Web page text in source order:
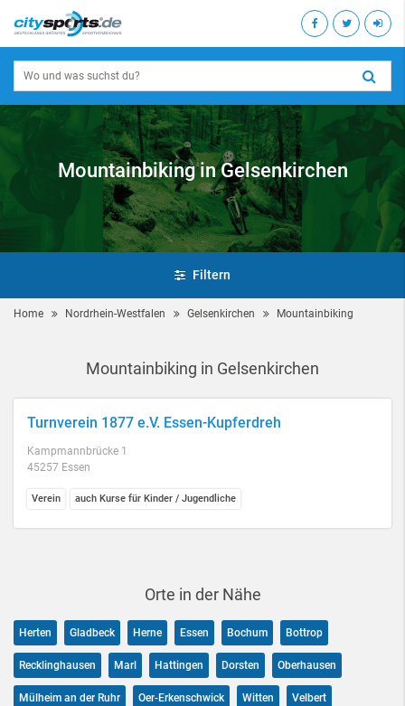
Mountainbiking in Gelsenkirchen
Filtern
Home Nordrhein-Westfalen Gelsenkirchen Mountainbiking
Mountainbiking in Gelsenkirchen
Turnverein 1877 e.V. Essen-Kupferdreh
Kampmannbrücke 1
45257 Essen
Verein auch Kurse für Kinder / Jugendliche
Orte in der Nähe
Herten Gladbeck Herne Essen Bochum Bottrop
Recklinghausen Marl Hattingen Dorsten Oberhausen
Mülheim an der Ruhr Oer-Erkenschwick Witten Velbert